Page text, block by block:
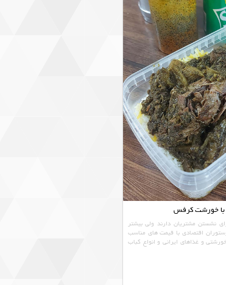
با خورشت کرفس
نشستن مشتریان دارند ولی بیشتر
اقتصادی با قیمت های مناسب
و غذاهای ایرانی و انواع کباب